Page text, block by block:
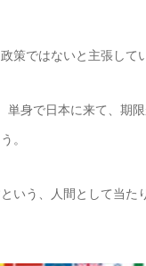
策ではないと主張して
身で日本に来て、期
。
う、人間として当た